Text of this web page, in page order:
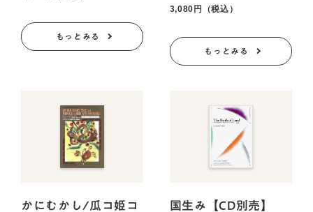
もっとみる
3,080円（税込）
もっとみる
かにむかし/瓜コ姫コ
国生み【CD別売】